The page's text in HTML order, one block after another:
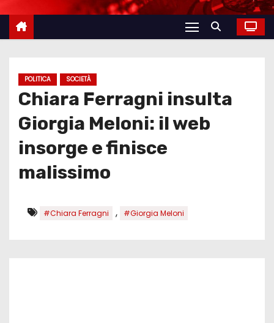
POLITICA SOCIETÀ
Chiara Ferragni insulta
Giorgia Meloni: il web
insorge e finisce
malissimo
#Chiara Ferragni , #Giorgia Meloni